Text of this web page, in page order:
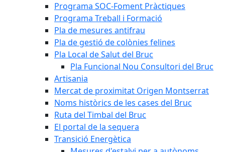
Programa SOC-Foment Pràctiques
Programa Treball i Formació
Pla de mesures antifrau
Pla de gestió de colònies felines
Pla Local de Salut del Bruc
Pla Funcional Nou Consultori del Bruc
Artisania
Mercat de proximitat Origen Montserrat
Noms històrics de les cases del Bruc
Ruta del Timbal del Bruc
El portal de la sequera
Transició Energètica